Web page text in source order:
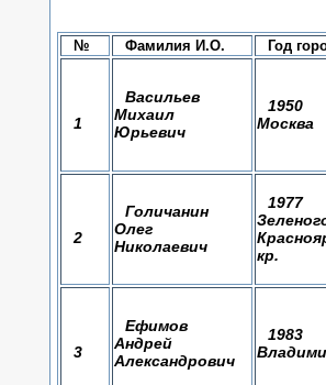
№ Фамилия И.О. Год
1
Васильев
Михаил
Юрьевич
1950
Москва
2
Голичанин
Олег
Николаевич
1977
кр.
3
Ефимов
Андрей
Александрович
1983